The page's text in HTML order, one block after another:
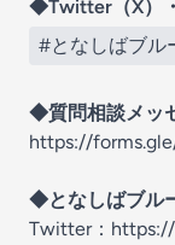
◆Twitter（X）
#となしばブル
◆質問相談メッ
⁠⁠⁠⁠https://
◆となしばブル
Twitter：⁠